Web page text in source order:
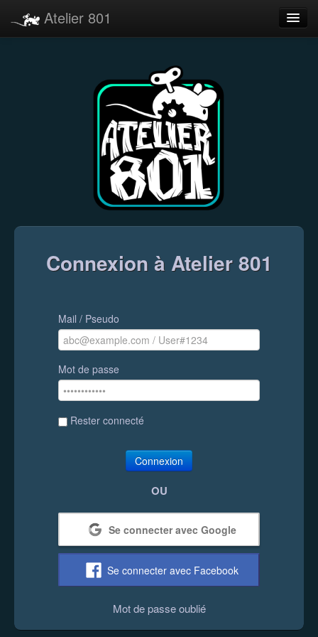
Atelier 801
Connexion à Atelier 801
Mail / Pseudo
Mot de passe
Rester connecté
Connexion
OU
Se connecter avec Google
Se connecter avec Facebook
Mot de passe oublié